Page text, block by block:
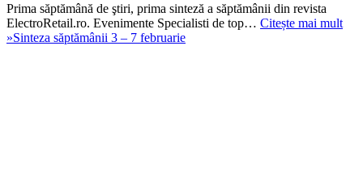
Prima săptămână de ştiri, prima sinteză a săptămânii din revista
ElectroRetail.ro. Evenimente Specialisti de top… Citește mai mult
»Sinteza săptămânii 3 – 7 februarie